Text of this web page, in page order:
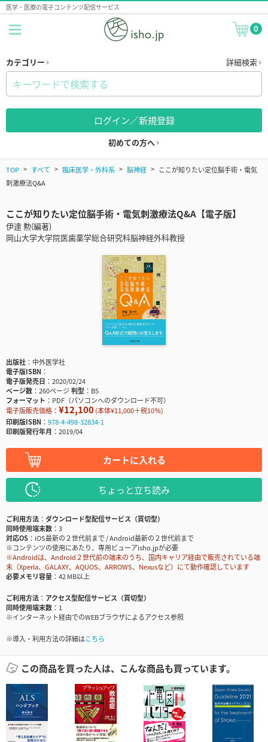
医学・医療の電子コンテンツ配信サービス
0
カテゴリー 詳細検索
ログイン／新規登録
初めての方へ
TOP すべて 臨床医学・外科系 脳神経
ここが知りたい定位脳手術・電気
刺激療法Q&A
ここが知りたい定位脳手術・電気刺激療法Q&A【電子版】
伊達 勲(編著)
岡山大学大学院医歯薬学総合研究科脳神経外科教授
出版社
中外医学社
電子版ISBN
電子版発売日
2020/02/24
ページ数
260ページ判型
B5
フォーマット
PDF（パソコンへのダウンロード不可）
電子版販売価格： ¥12,100(本体¥11,000＋税10％)
印刷版ISBN
978-4-498-32834-1
印刷版発行年月
2019/04
カートに入れる
ちょっと立ち読み
ご利用方法
ダウンロード型配信サービス（買切型）
同時使用端末数
3
対応OS
iOS最新の２世代前まで / Android最新の２世代前まで
※コンテンツの使用にあたり、専用ビューアisho.jpが必要
※Androidは、Android２世代前の端末のうち、国内キャリア経由で販売されている端
末（Xperia、GALAXY、AQUOS、ARROWS、Nexusなど）にて動作確認しています
必要メモリ容量
42 MB以上
ご利用方法
アクセス型配信サービス（買切型）
同時使用端末数
1
※インターネット経由でのWEBブラウザによるアクセス参照
※導入・利用方法の詳細はこちら
この商品を買った人は、こんな商品も買っています。